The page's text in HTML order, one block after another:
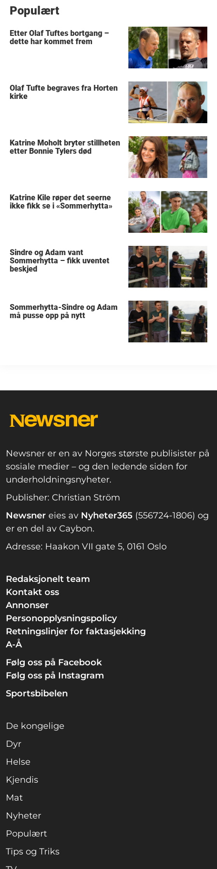
Populært
Etter Olaf Tuftes bortgang –
dette har kommet frem
Olaf Tufte begraves fra Horten
kirke
Katrine Moholt bryter stillheten
etter Bonnie Tylers død
Katrine Kile røper det seerne
ikke fikk se i «Sommerhytta»
Sindre og Adam vant
Sommerhytta – fikk uventet
beskjed
Sommerhytta-Sindre og Adam
må pusse opp på nytt
Newsner er en av Norges største publisister på
sosiale medier – og den ledende siden for
underholdningsnyheter.
Publisher: Christian Ström
Newsner eies av Nyheter365 (556724-1806) og
er en del av Caybon.
Adresse: Haakon VII gate 5, 0161 Oslo
Redaksjonelt team
Kontakt oss
Annonser
Personopplysningspolicy
Retningslinjer for faktasjekking
A-Å
Følg oss på Facebook
Følg oss på Instagram
Sportsbibelen
De kongelige
Dyr
Helse
Kjendis
Mat
Nyheter
Populært
Tips og Triks